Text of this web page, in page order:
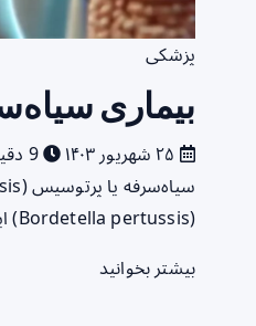
پزشکی
بیماری
9 دقیقه
(Bordetella pertussis) ایجاد می‌شود. این بیماری به‌ویژه در کودکان زیر ۵ سال خطرناک است و به دلیل سرفه‌های…
بیشتر بخوانید